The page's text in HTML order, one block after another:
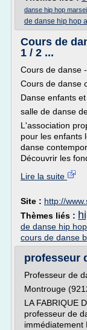
danse hip hop
de danse hip hop
Cours de
1 / 2 ...
Cours de danse
Cours de danse
Danse enfants
salle de danse
L'association
pour les enfants
danse
Découvrir les
Lire la suite
Site : http://
Thèmes liés :
de danse hip hop
cours de danse
professeur
Professeur de
Montrouge
LA FABRIQUE
professeur de
immédiatement